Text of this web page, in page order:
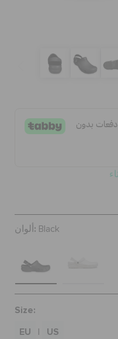
ألوان: Black
Size:
EU
US